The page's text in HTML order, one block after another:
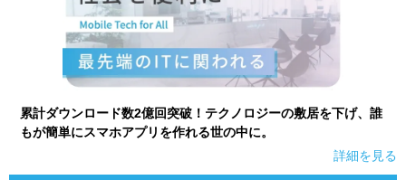
あなたに合う仕事を診断！ 動画で対策講座をチェック
就活ニュースペーパー
就活時事ニュースを更新
よくある質問
不明点があればこちら
累計ダウンロード数2億回突破！テクノロジーの敷居を下げ、誰
もが簡単にスマホアプリを作れる世の中に。
詳細を見る